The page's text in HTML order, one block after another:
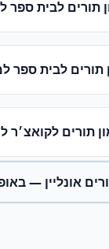
תורים לבית ספר
תורים לבית ספר
תורים לקואצ׳ר
אונליין —